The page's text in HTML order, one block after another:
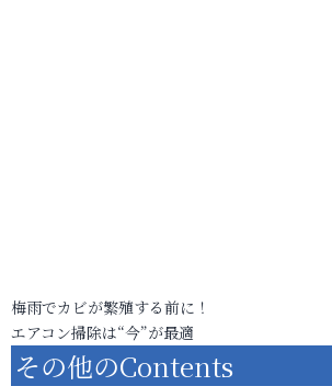
梅雨でカビが繁殖する前に！
エアコン掃除は“今”が最適
その他のContents